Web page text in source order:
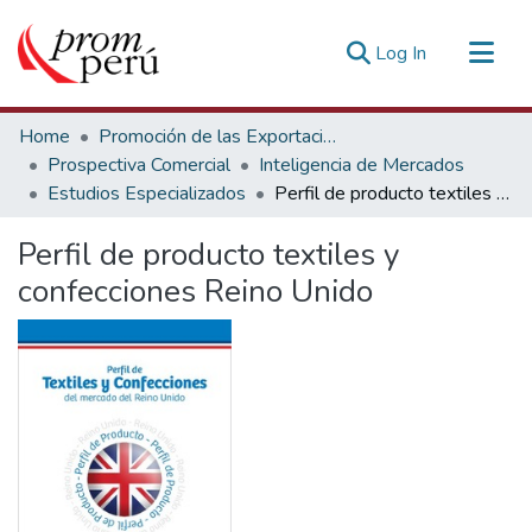
Log In (current)
Communities & Collections
All of DSpace
Statistics
Home
Promoción de las Exportaciones
Prospectiva Comercial
Inteligencia de Mercados
Estudios Especializados
Perfil de producto textiles y confecciones Reino Unido
Perfil de producto textiles y
confecciones Reino Unido